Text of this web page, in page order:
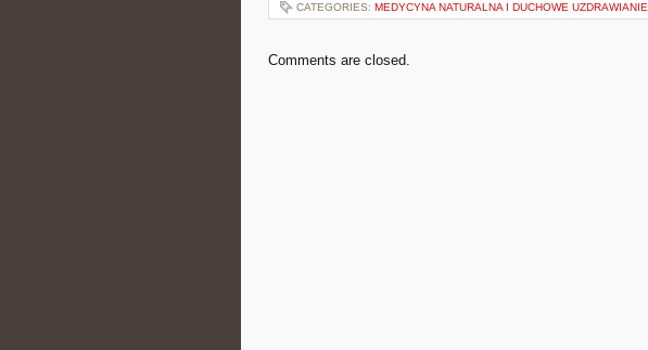
CATEGORIES: MEDYCYNA NATURALNA I DUCHOWE UZDRAWIANIE
Comments are closed.